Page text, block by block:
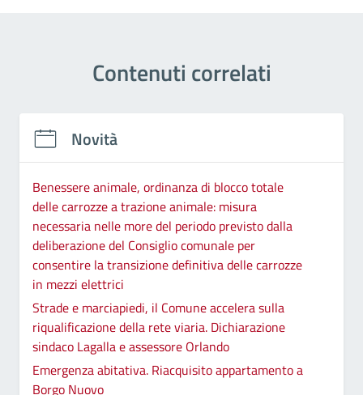
Contenuti correlati
Novità
Benessere animale, ordinanza di blocco totale
delle carrozze a trazione animale: misura
necessaria nelle more del periodo previsto dalla
deliberazione del Consiglio comunale per
consentire la transizione definitiva delle carrozze
in mezzi elettrici
Strade e marciapiedi, il Comune accelera sulla
riqualificazione della rete viaria. Dichiarazione
sindaco Lagalla e assessore Orlando
Emergenza abitativa. Riacquisito appartamento a
Borgo Nuovo